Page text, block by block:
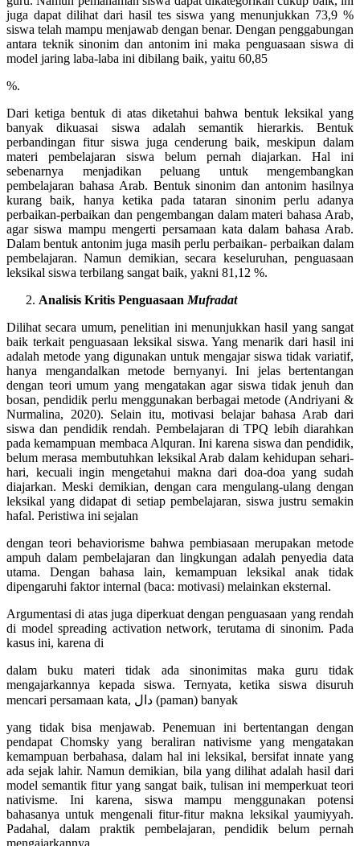
juga dapat dilihat dari hasil tes siswa yang menunjukkan 73,9 %
siswa telah mampu menjawab dengan benar. Dengan penggabungan
antara teknik sinonim dan antonim ini maka penguasaan siswa di
model jaring laba-laba ini dibilang baik, yaitu 60,85
%.
Dari ketiga bentuk di atas diketahui bahwa bentuk leksikal yang
banyak dikuasai siswa adalah semantik hierarkis. Bentuk
perbandingan fitur siswa juga cenderung baik, meskipun dalam
materi pembelajaran siswa belum pernah diajarkan. Hal ini
sebenarnya menjadikan peluang untuk mengembangkan
pembelajaran bahasa Arab. Bentuk sinonim dan antonim hasilnya
kurang baik, hanya ketika pada tataran sinonim perlu adanya
perbaikan-perbaikan dan pengembangan dalam materi bahasa Arab,
agar siswa mampu mengerti persamaan kata dalam bahasa Arab.
Dalam bentuk antonim juga masih perlu perbaikan- perbaikan dalam
pembelajaran. Namun demikian, secara keseluruhan, penguasaan
leksikal siswa terbilang sangat baik, yakni 81,12 %.
Analisis Kritis Penguasaan Mufradat
Dilihat secara umum, penelitian ini menunjukkan hasil yang sangat
baik terkait penguasaan leksikal siswa. Yang menarik dari hasil ini
adalah metode yang digunakan untuk mengajar siswa tidak variatif,
hanya mengandalkan metode bernyanyi. Ini jelas bertentangan
dengan teori umum yang mengatakan agar siswa tidak jenuh dan
bosan, pendidik perlu menggunakan berbagai metode (Andriyani &
Nurmalina, 2020). Selain itu, motivasi belajar bahasa Arab dari
siswa dan pendidik rendah. Pembelajaran di TPQ lebih diarahkan
pada kemampuan membaca Alquran. Ini karena siswa dan pendidik,
belum merasa membutuhkan leksikal Arab dalam kehidupan sehari-
hari, kecuali ingin mengetahui makna dari doa-doa yang sudah
diajarkan. Meski demikian, dengan cara mengulang-ulang dengan
leksikal yang didapat di setiap pembelajaran, siswa justru semakin
hafal. Peristiwa ini sejalan
dengan teori behaviorisme bahwa pembiasaan merupakan metode
ampuh dalam pembelajaran dan lingkungan adalah penyedia data
utama. Dengan bahasa lain, kemampuan leksikal anak tidak
dipengaruhi faktor internal (baca: motivasi) melainkan eksternal.
Argumentasi di atas juga diperkuat dengan penguasaan yang rendah
di model spreading activation network, terutama di sinonim. Pada
kasus ini, karena di
dalam buku materi tidak ada sinonimitas maka guru tidak
mengajarkannya kepada siswa. Ternyata, ketika siswa disuruh
mencari persamaan kata, دال (paman) banyak
yang tidak bisa menjawab. Penemuan ini bertentangan dengan
pendapat Chomsky yang beraliran nativisme yang mengatakan
kemampuan berbahasa, dalam hal ini leksikal, bersifat innate yang
ada sejak lahir. Namun demikian, bila yang dilihat adalah hasil dari
model semantik fitur yang sangat baik, tulisan ini memperkuat teori
nativisme. Ini karena, siswa mampu menggunakan potensi
bahasanya untuk mengenali fitur-fitur makna leksikal yaumiyyah.
Padahal, dalam praktik pembelajaran, pendidik belum pernah